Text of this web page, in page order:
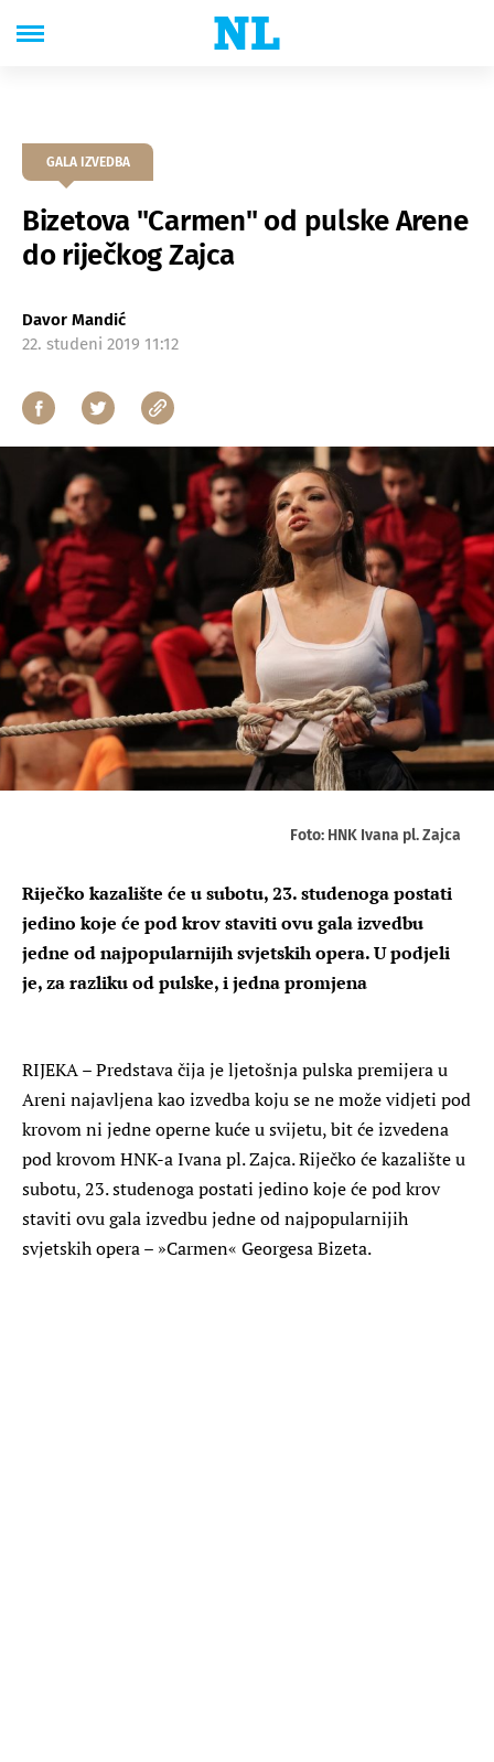
GALA IZVEDBA
Bizetova "Carmen" od pulske Arene
do riječkog Zajca
Davor Mandić
22. studeni 2019 11:12
Foto: HNK Ivana pl. Zajca
Riječko kazalište će u subotu, 23. studenoga postati
jedino koje će pod krov staviti ovu gala izvedbu
jedne od najpopularnijih svjetskih opera. U podjeli
je, za razliku od pulske, i jedna promjena
RIJEKA– Predstava čija je ljetošnja pulska premijera u
Areni najavljena kao izvedba koju se ne može vidjeti pod
krovom ni jedne operne kuće u svijetu, bit će izvedena
pod krovom HNK-a Ivana pl. Zajca. Riječko će kazalište u
subotu, 23. studenoga postati jedino koje će pod krov
staviti ovu gala izvedbu jedne od najpopularnijih
svjetskih opera – »Carmen« Georgesa Bizeta.